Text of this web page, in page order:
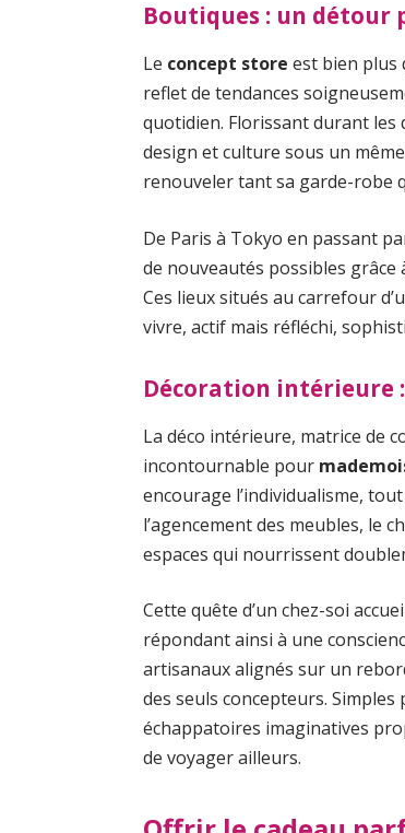
Boutiques : un détour
Le concept store est bien plus
reflet de tendances
quotidien. Florissant durant les
design et culture sous un
renouveler tant sa garde-robe
De Paris à Tokyo en passant
de nouveautés possibles grâce
Ces lieux situés au carrefour
vivre, actif mais réfléchi,
Décoration intérieure :
La déco intérieure, matrice de
incontournable pour
encourage l’individualisme,
l’agencement des meubles, le
espaces qui nourrissent
Cette quête d’un chez-soi
répondant ainsi à une
artisanaux alignés sur un
des seuls concepteurs.
échappatoires imaginatives
de voyager ailleurs.